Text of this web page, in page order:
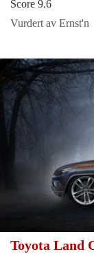
Score 9.6
Vurdert av Ernst'n
Toyota Land